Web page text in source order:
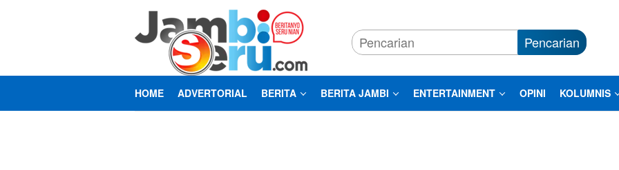
Pencarian
HOME ADVERTORIAL BERITA BERITA JAMBI ENTERTAINMENT OPINI KOLUMNIS